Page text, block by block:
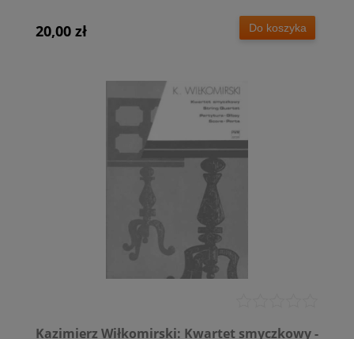
20,00 zł Do koszyka
Kazimierz Wiłkomirski: Kwartet smyczkowy -